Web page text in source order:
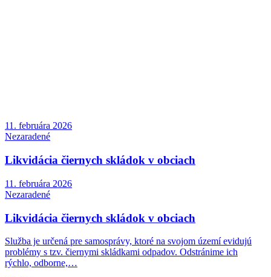
11. februára 2026
Nezaradené
Likvidácia čiernych skládok v obciach
11. februára 2026
Nezaradené
Likvidácia čiernych skládok v obciach
Služba je určená pre samosprávy, ktoré na svojom území evidujú
problémy s tzv. čiernymi skládkami odpadov. Odstránime ich
rýchlo, odborne,…